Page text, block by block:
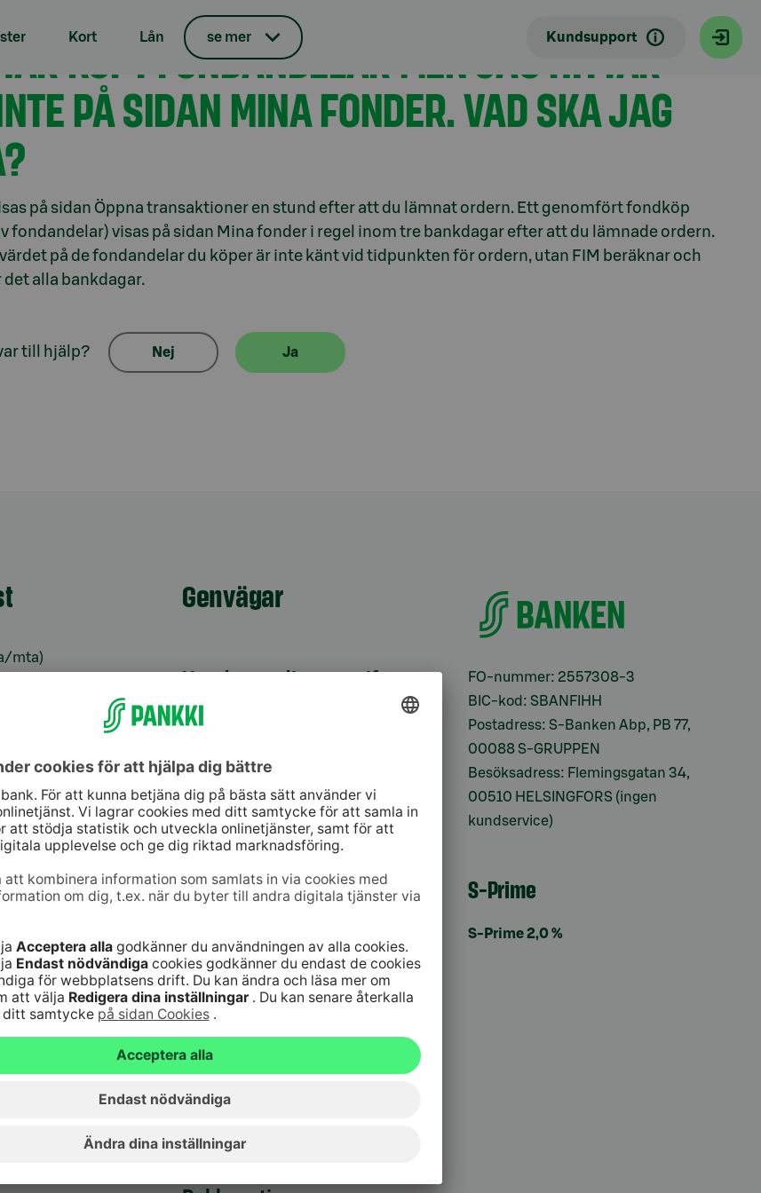
Kort Lån se mer Kundsupport
KÖPT FONDANDELAR MEN JAG HITTAR
PÅ SIDAN MINA FONDER. VAD SKA JAG
på sidan Öppna transaktioner en stund efter att du lämnat ordern. Ett genomfört fondköp
fondandelar) visas på sidan Mina fonder i regel inom tre bankdagar efter att du lämnade ordern.
på de fondandelar du köper är inte känt vid tidpunkten för ordern, utan FIM beräknar och
alla bankdagar.
till hjälp? Nej Ja
mta)
mta)
kort 24
Genvägar
Kontrollera
Bli kund
Serviceavgifter
Vanliga frågor
bankärenden
Fondkurser
Artiklar
Hyreslokaler
Ge respons
FO-nummer: 2557308-3
BIC-kod: SBANFIHH
Postadress: S-Banken Abp, PB 77,
00088 S-GRUPPEN
Besöksadress: Flemingsgatan 34,
00510 HELSINGFORS (ingen
kundservice)
S-Prime
S-Prime 2,0 %